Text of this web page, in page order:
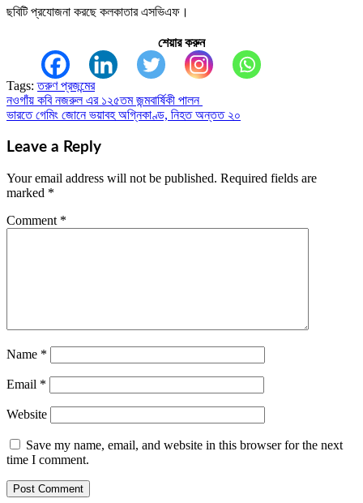
ছবিটি প্রযোজনা করছে কলকাতার এসভিএফ।
শেয়ার করুন
Tags: তরুণ প্রজন্মের
Post
navigation
নওগাঁয় কবি নজরুল এর ১২৫তম জন্মবার্ষিকী পালন
ভারতে গেমিং জোনে ভয়াবহ অগ্নিকাণ্ড, নিহত অন্তত ২০
Leave a Reply
Your email address will not be published. Required fields are
marked *
Comment *
Name *
Email *
Website
Save my name, email, and website in this browser for the next
time I comment.